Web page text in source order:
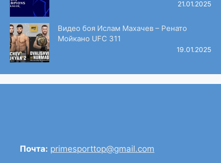
21.01.2025
Видео боя Ислам Махачев – Ренато
Мойкано UFC 311
19.01.2025
Почта: primesporttop@gmail.com